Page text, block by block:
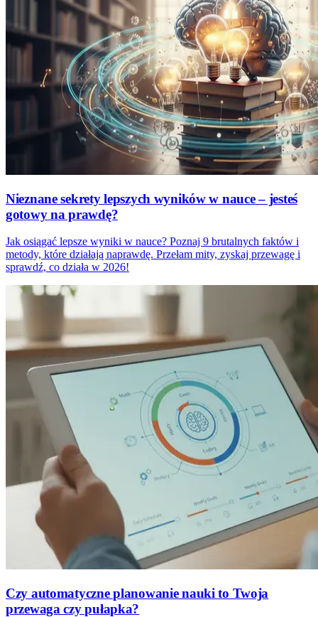
Nieznane sekrety lepszych wyników w nauce – jesteś
gotowy na prawdę?
Jak osiągać lepsze wyniki w nauce? Poznaj 9 brutalnych faktów i
metody, które działają naprawdę. Przełam mity, zyskaj przewagę i
sprawdź, co działa w 2026!
Czy automatyczne planowanie nauki to Twoja
przewaga czy pułapka?